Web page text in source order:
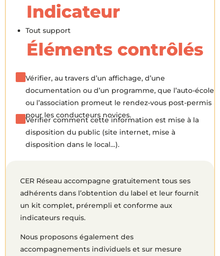
Indicateur
Tout support
Éléments contrôlés
Vérifier, au travers d’un affichage, d’une
documentation ou d’un programme, que l’auto-école
ou l’association promeut le rendez-vous post-permis
pour les conducteurs novices.
Vérifier comment cette information est mise à la
disposition du public (site internet, mise à
disposition dans le local…).
CER Réseau accompagne gratuitement tous ses
adhérents dans l’obtention du label et leur fournit
un kit complet, prérempli et conforme aux
indicateurs requis.
Nous proposons également des
accompagnements individuels et sur mesure